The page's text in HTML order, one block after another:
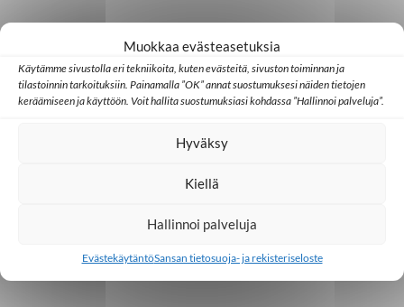
Muokkaa evästeasetuksia
Käytämme sivustolla eri tekniikoita, kuten evästeitä, sivuston toiminnan ja
tilastoinnin tarkoituksiin. Painamalla ”OK” annat suostumuksesi näiden tietojen
keräämiseen ja käyttöön. Voit hallita suostumuksiasi kohdassa ”Hallinnoi palveluja”.
Hyväksy
Kiellä
Hallinnoi palveluja
EvästekäytäntöSansan tietosuoja- ja rekisteriseloste